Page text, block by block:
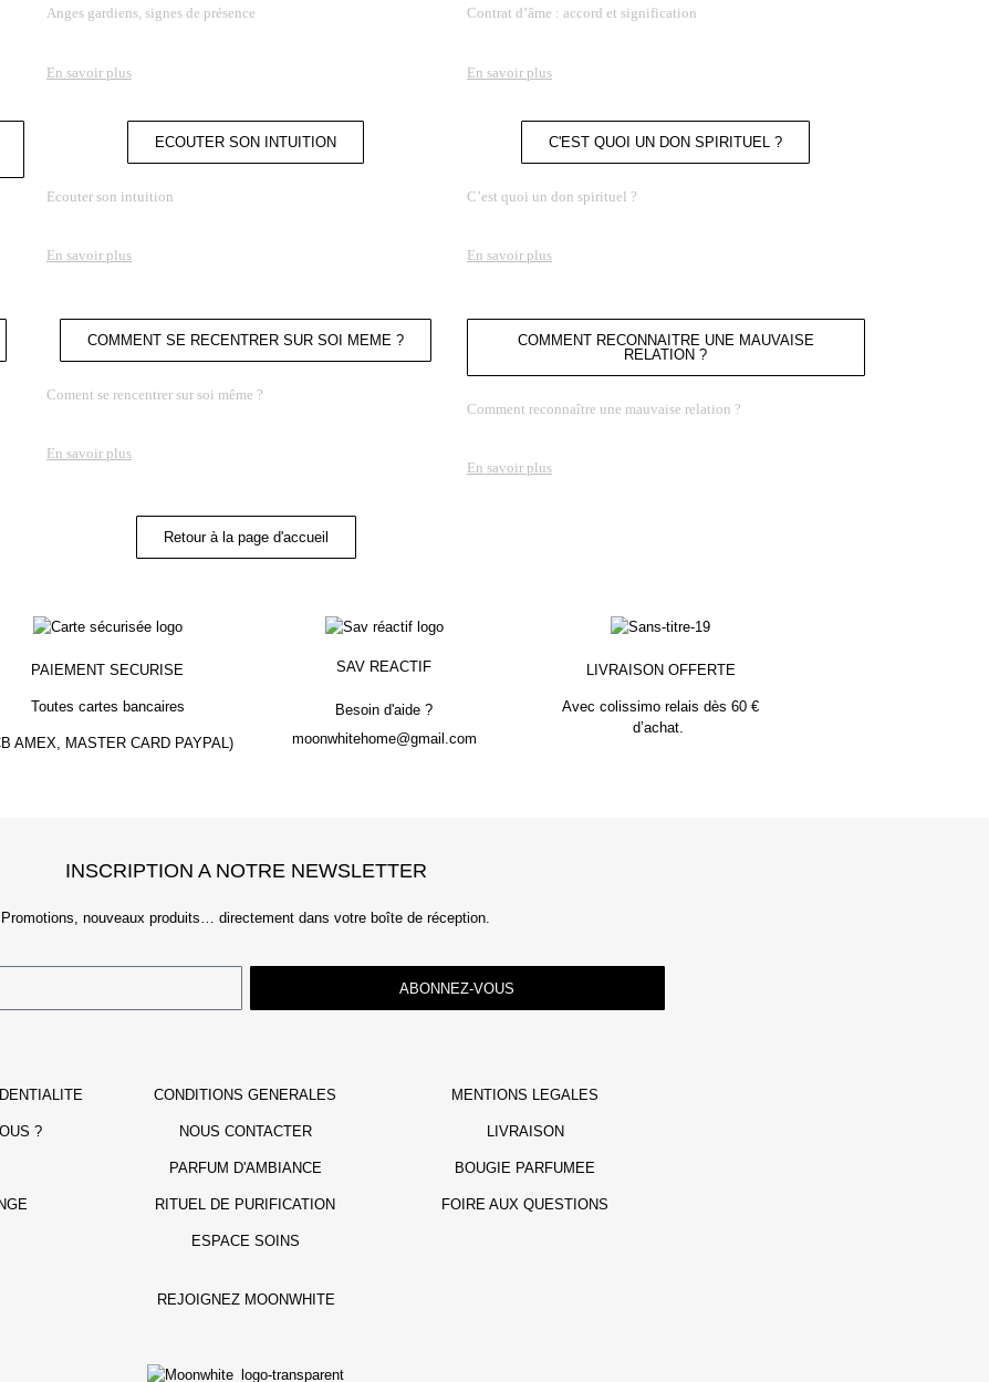
Anges gardiens, signes de présence
En savoir plus
Contrat d’âme : accord et signification
En savoir plus
ECOUTER SON INTUITION
Ecouter son intuition
En savoir plus
C'EST QUOI UN DON SPIRITUEL ?
C’est quoi un don spirituel ?
En savoir plus
COMMENT SE RECENTRER SUR SOI MEME ?
Coment se rencentrer sur soi même ?
En savoir plus
COMMENT RECONNAITRE UNE MAUVAISE
RELATION ?
Comment reconnaître une mauvaise relation ?
En savoir plus
Retour à la page d'accueil
PAIEMENT SECURISE
Toutes cartes bancaires
AMEX, MASTER CARD PAYPAL)
SAV REACTIF
Besoin d'aide ?
moonwhitehome@gmail.com
LIVRAISON OFFERTE
Avec colissimo relais dès 60 €
d’achat.
INSCRIPTION A NOTRE NEWSLETTER
Promotions, nouveaux produits… directement dans votre boîte de réception.
ABONNEZ-VOUS
CONDITIONS GENERALES MENTIONS LEGALES
? NOUS CONTACTER LIVRAISON
PARFUM D'AMBIANCE BOUGIE PARFUMEE
RITUEL DE PURIFICATION FOIRE AUX QUESTIONS
ESPACE SOINS
REJOIGNEZ MOONWHITE